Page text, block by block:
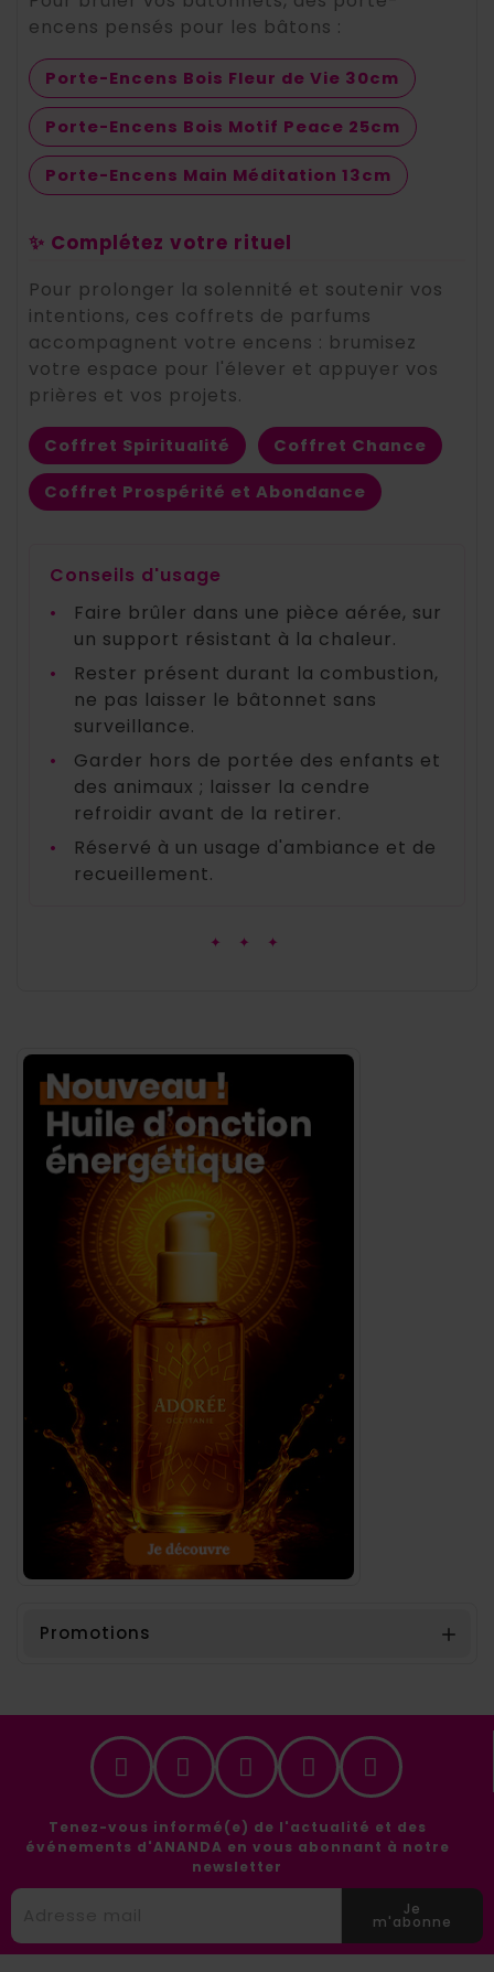
encens pensés pour les bâtons :
Porte-Encens Bois Fleur de Vie 30cm
Porte-Encens Bois Motif Peace 25cm
Porte-Encens Main Méditation 13cm
✨ Complétez votre rituel
Pour prolonger la solennité et soutenir vos
intentions, ces coffrets de parfums
accompagnent votre encens : brumisez
votre espace pour l'élever et appuyer vos
prières et vos projets.
Coffret Spiritualité Coffret Chance
Coffret Prospérité et Abondance
Conseils d'usage
•
Faire brûler dans une pièce aérée, sur
un support résistant à la chaleur.
•
Rester présent durant la combustion,
ne pas laisser le bâtonnet sans
surveillance.
•
Garder hors de portée des enfants et
des animaux ; laisser la cendre
refroidir avant de la retirer.
•
Réservé à un usage d'ambiance et de
recueillement.
✦ ✦ ✦
Promotions 
Tenez-vous informé(e) de l'actualité et des
événements d'ANANDA en vous abonnant à notre
newsletter
Je
m'abonne